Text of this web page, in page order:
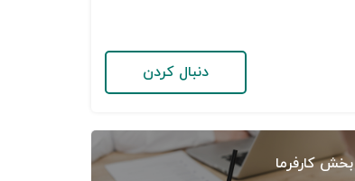
دنبال کردن
بخش کارفرما